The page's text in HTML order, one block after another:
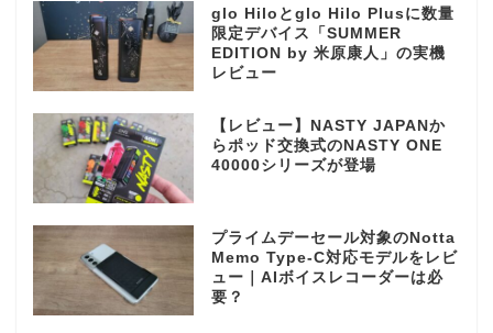
glo Hiloとglo Hilo Plusに数量
限定デバイス「SUMMER
EDITION by 米原康人」の実機
レビュー
【レビュー】NASTY JAPANか
らポッド交換式のNASTY ONE
40000シリーズが登場
プライムデーセール対象のNotta
Memo Type-C対応モデルをレビ
ュー｜AIボイスレコーダーは必
要？